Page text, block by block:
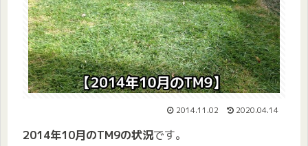
2014.11.02 2020.04.14
2014年10月のTM9の状況です。